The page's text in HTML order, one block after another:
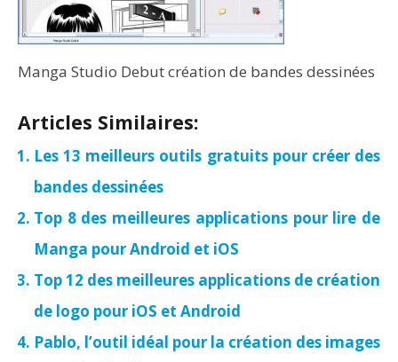
Manga Studio Debut création de bandes dessinées
Articles Similaires:
Les 13 meilleurs outils gratuits pour créer des
bandes dessinées
Top 8 des meilleures applications pour lire de
Manga pour Android et iOS
Top 12 des meilleures applications de création
de logo pour iOS et Android
Pablo, l’outil idéal pour la création des images